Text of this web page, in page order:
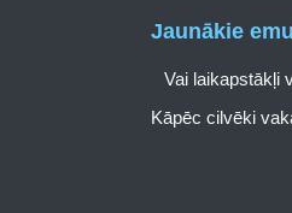
Jaunākie
Vai laikapstākļi
Kāpēc cilvēki